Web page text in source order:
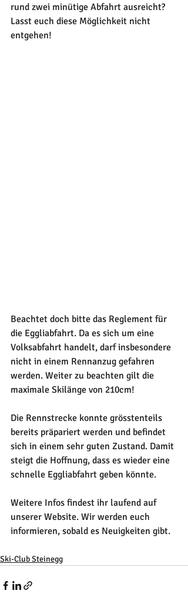
rund zwei minütige Abfahrt ausreicht?
Lasst euch diese Möglichkeit nicht
entgehen!
Beachtet doch bitte das Reglement für
die Eggliabfahrt. Da es sich um eine
Volksabfahrt handelt, darf insbesondere
nicht in einem Rennanzug gefahren
werden. Weiter zu beachten gilt die
maximale Skilänge von 210cm!
Die Rennstrecke konnte grösstenteils
bereits präpariert werden und befindet
sich in einem sehr guten Zustand. Damit
steigt die Hoffnung, dass es wieder eine
schnelle Eggliabfahrt geben könnte.
Weitere Infos findest ihr laufend auf
unserer Website. Wir werden euch
informieren, sobald es Neuigkeiten gibt.
Ski-Club Steinegg